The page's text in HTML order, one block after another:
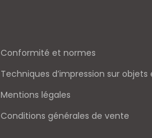
Conformité et normes
Techniques d’impression sur
Mentions légales
Conditions générales de vente